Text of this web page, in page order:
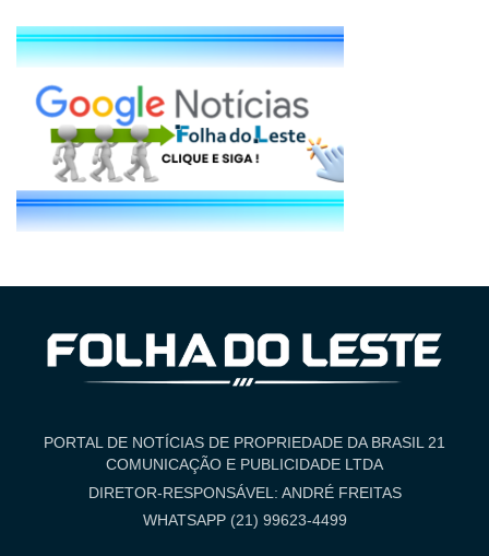
PORTAL DE NOTÍCIAS DE PROPRIEDADE DA BRASIL 21
COMUNICAÇÃO E PUBLICIDADE LTDA
DIRETOR-RESPONSÁVEL: ANDRÉ FREITAS
WHATSAPP (21) 99623-4499